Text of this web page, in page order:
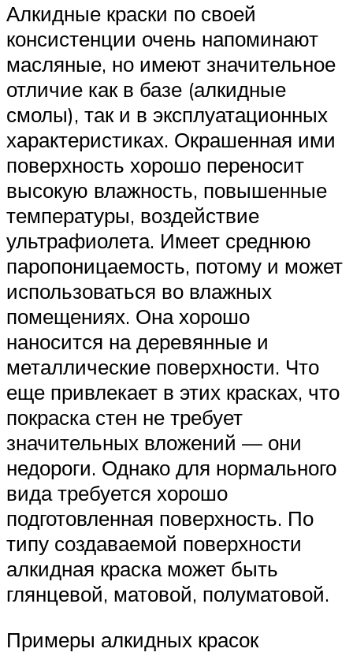
Алкидные краски по своей
консистенции очень напоминают
масляные, но имеют значительное
отличие как в базе (алкидные
смолы), так и в эксплуатационных
характеристиках. Окрашенная ими
поверхность хорошо переносит
высокую влажность, повышенные
температуры, воздействие
ультрафиолета. Имеет среднюю
паропоницаемость, потому и может
использоваться во влажных
помещениях. Она хорошо
наносится на деревянные и
металлические поверхности. Что
еще привлекает в этих красках, что
покраска стен не требует
значительных вложений — они
недороги. Однако для нормального
вида требуется хорошо
подготовленная поверхность. По
типу создаваемой поверхности
алкидная краска может быть
глянцевой, матовой, полуматовой.
Примеры алкидных красок